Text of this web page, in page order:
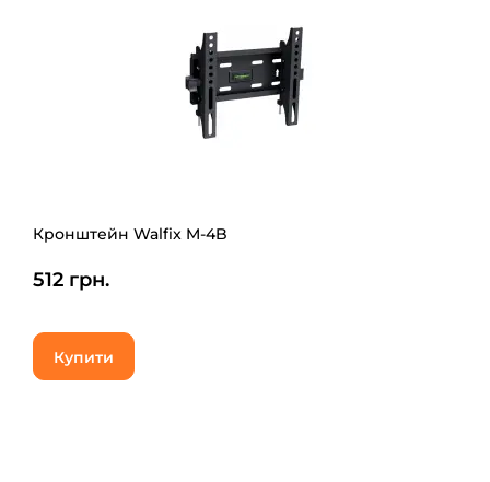
Кронштейн Walfix M-4B
512 грн.
Купити